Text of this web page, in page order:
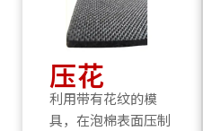
压花
利用带有花纹的模
具，在泡棉表面压制